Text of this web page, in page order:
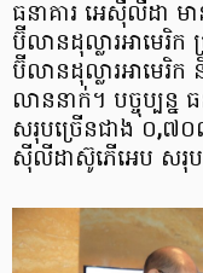
ធនាគារ អេស៊ីលីដា ម
ប៊ីលានដុល្លារអាមេរិ
ប៊ីលានដុល្លារអាមេរិ
លាននាក់។ បច្ចុប្បន្ន
សរុបច្រើនជាង ០,៧០
ស៊ីលីដាស៊ូភើអេប សរុ